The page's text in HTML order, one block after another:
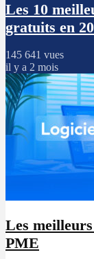
Les 10
gratuits en
145 641 vues
il y a 2 mois
Les
PME